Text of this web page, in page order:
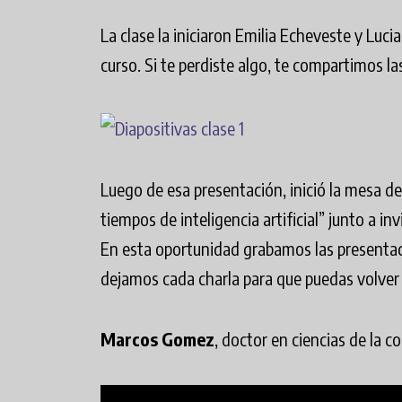
La clase la iniciaron Emilia Echeveste y
curso. Si te perdiste algo, te compartimos
Luego de esa presentación, inició la mesa
tiempos de inteligencia artificial” junto a
En esta oportunidad grabamos las
dejamos cada charla para que puedas
Marcos Gomez , doctor en ciencias de la